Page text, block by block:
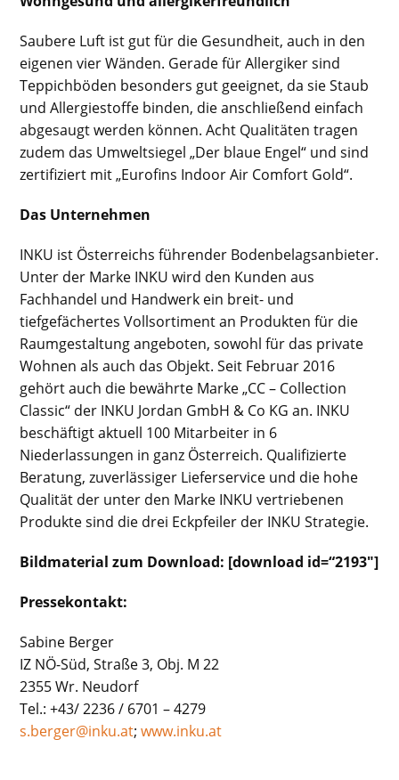
Saubere Luft ist gut für die Gesundheit, auch in den
eigenen vier Wänden. Gerade für Allergiker sind
Teppichböden besonders gut geeignet, da sie Staub
und Allergiestoffe binden, die anschließend einfach
abgesaugt werden können. Acht Qualitäten tragen
zudem das Umweltsiegel „Der blaue Engel“ und sind
zertifiziert mit „Eurofins Indoor Air Comfort Gold“.
Das Unternehmen
INKU ist Österreichs führender Bodenbelagsanbieter.
Unter der Marke INKU wird den Kunden aus
Fachhandel und Handwerk ein breit- und
tiefgefächertes Vollsortiment an Produkten für die
Raumgestaltung angeboten, sowohl für das private
Wohnen als auch das Objekt. Seit Februar 2016
gehört auch die bewährte Marke „CC – Collection
Classic“ der INKU Jordan GmbH & Co KG an. INKU
beschäftigt aktuell 100 Mitarbeiter in 6
Niederlassungen in ganz Österreich. Qualifizierte
Beratung, zuverlässiger Lieferservice und die hohe
Qualität der unter den Marke INKU vertriebenen
Produkte sind die drei Eckpfeiler der INKU Strategie.
Bildmaterial zum Download: [download id=“2193″]
Pressekontakt:
Sabine Berger
IZ NÖ-Süd, Straße 3, Obj. M 22
2355 Wr. Neudorf
Tel.: +43/ 2236 / 6701 – 4279
s.berger@inku.at;www.inku.at